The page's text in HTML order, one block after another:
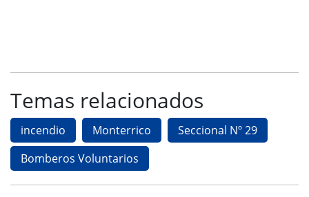
Temas relacionados
incendio Monterrico
Seccional Nº 29
Bomberos Voluntarios